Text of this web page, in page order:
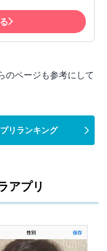
のページも参考にして
リランキング
アプリ